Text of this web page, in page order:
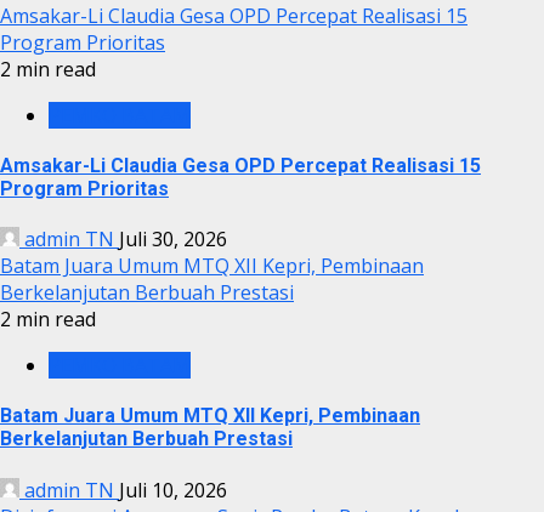
Amsakar-Li Claudia Gesa OPD Percepat Realisasi 15
Program Prioritas
2 min read
Amsakar-Li Claudia Gesa OPD Percepat Realisasi 15
Program Prioritas
admin TN Juli 30, 2026
Batam Juara Umum MTQ XII Kepri, Pembinaan
Berkelanjutan Berbuah Prestasi
2 min read
Batam Juara Umum MTQ XII Kepri, Pembinaan
Berkelanjutan Berbuah Prestasi
admin TN Juli 10, 2026